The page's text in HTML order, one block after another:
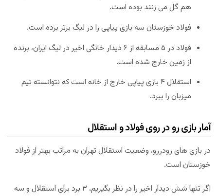
هم گل می زنند بوده است.
فولاد خوزستان سه بازی پیاپی را در لیگ برتر برده است.
فولاد در ۵ مسابقه از ۶ دیدار خانگی اخیر در لیگ ایران، برنده
از زمین خارج شده است.
استقلال ۴ بازی پیاپی خارج از خانه است که نتوانسته تیم
میزبان را ببرد.
آمار بازی رو در روی فولاد و استقلال
در بازی های رودررو، وضعیت استقلال تهران به مراتب بهتر از فولاد
خوزستان است.
اگر تنها شش دیدار اخیر را در نظر بگیریم، ۳ برد برای استقلال و سه